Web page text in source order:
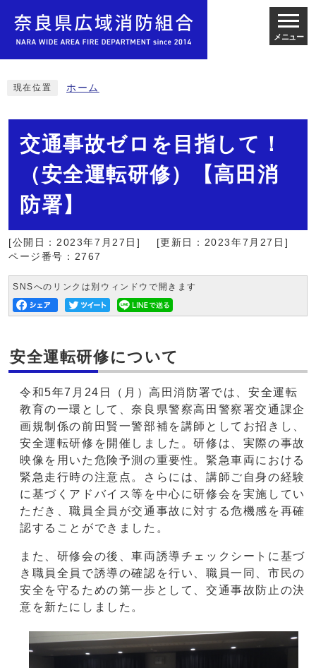
メニュー
現在位置 ホーム
交通事故ゼロを目指して！
（安全運転研修）【高田消
防署】
[公開日：2023年7月27日]
[更新日：2023年7月27日]
ページ番号：2767
SNSへのリンクは別ウィンドウで開きます
安全運転研修について
令和5年7月24日（月）高田消防署では、安全運転
教育の一環として、奈良県警察高田警察署交通課企
画規制係の前田賢一警部補を講師としてお招きし、
安全運転研修を開催しました。研修は、実際の事故
映像を用いた危険予測の重要性。緊急車両における
緊急走行時の注意点。さらには、講師ご自身の経験
に基づくアドバイス等を中心に研修会を実施してい
ただき、職員全員が交通事故に対する危機感を再確
認することができました。
また、研修会の後、車両誘導チェックシートに基づ
き職員全員で誘導の確認を行い、職員一同、市民の
安全を守るための第一歩として、交通事故防止の決
意を新たにしました。